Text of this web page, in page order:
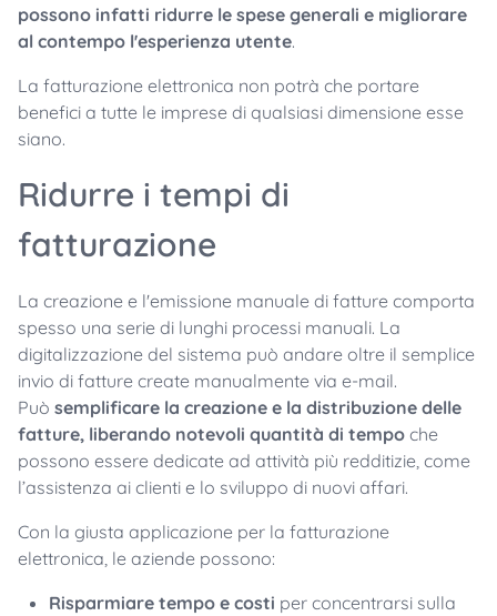
possono infatti ridurre le spese generali e migliorare
al contempo l'esperienza utente.
La fatturazione elettronica non potrà che portare
benefici a tutte le imprese di qualsiasi dimensione esse
siano.
Ridurre i tempi di
fatturazione
La creazione e l'emissione manuale di fatture comporta
spesso una serie di lunghi processi manuali. La
digitalizzazione del sistema può andare oltre il semplice
invio di fatture create manualmente via e-mail.
Può semplificare la creazione e la distribuzione delle
fatture, liberando notevoli quantità di tempo che
possono essere dedicate ad attività più redditizie, come
l’assistenza ai clienti e lo sviluppo di nuovi affari.
Con la giusta applicazione per la fatturazione
elettronica, le aziende possono:
Risparmiare tempo e costi per concentrarsi sulla